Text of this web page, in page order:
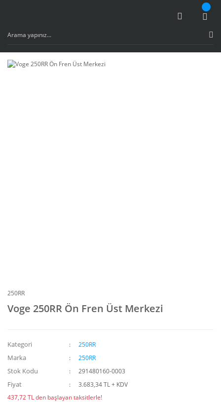
250RR
Voge 250RR Ön Fren Üst Merkezi
Kategori 250RR
Marka 250RR
Stok Kodu 291480160-0003
Fiyat
3.683,34 TL + KDV
437,72 TL den başlayan taksitlerle!